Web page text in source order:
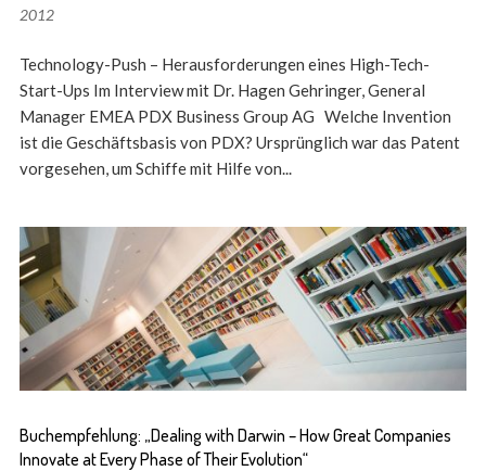
2012
Technology-Push – Herausforderungen eines High-Tech-
Start-Ups Im Interview mit Dr. Hagen Gehringer, General
Manager EMEA PDX Business Group AG Welche Invention
ist die Geschäftsbasis von PDX? Ursprünglich war das Patent
vorgesehen, um Schiffe mit Hilfe von...
Buchempfehlung: „Dealing with Darwin – How Great Companies
Innovate at Every Phase of Their Evolution“